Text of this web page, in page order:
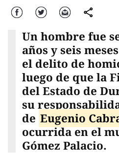
Facebook Twitter Correo comparte
Un hombre fue
años y seis
el delito de
luego de que la
del Estado de
su
de Eugenio
ocurrida en el
Gómez Palacio.